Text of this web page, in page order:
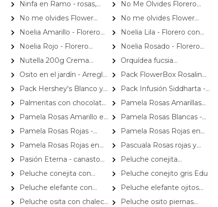
y pizarra
Ninfa en Ramo - rosas,
miniclaveles y astromelias
No Me Olvides Florero
Rosado - Florero con rosas
Rosado, liliums e hypericum
Rojo
No me olvides Flower
Bag Naranjo - Arreglo Floral
con liliums y rosas naranjo,
hypericum y eucaliptus dolar
No me olvides Flower
Bag Rojo - Arreglo Floral con
liliums y rosas rojo, hypericum
y eucaliptus dolar
Noelia Amarillo - Florero
con rosas, mini rosas, mini
claveles y limonium
Noelia Lila - Florero con
Rosas, mini rosas, mini
claveles y limonium
Noelia Rojo - Florero
pequeño con Rosas, mini
rosas, mini claveles y
limonium
Noelia Rosado - Florero
con rosas, mini rosas, mini
claveles y limonium
Nutella 200g Crema
avellanas con cacao
Orquídea fucsia
Phalaenopsis - Orquídea
mariposa en macetero
Osito en el jardín - Arreglo
floral de nacimiento con
peluche de osito en tonos
blancos y azules
Pack FlowerBox Rosalinda
- Caja con 8 rosas mix rojo y
blanco, Ferrero Rocher
corazón 100g y globo Te amo
Pack Hershey's Blanco y
Leche
Pack Infusión Siddharta -
Dúo de Infusión Limonada
Thai y Mango Africano 475cc
Palmeritas con chocolate
4 unidades
Pamela Rosas Amarillas
en Ánfora - Florero de vidrio
con con rosas amarillas y mini
claveles blancos y naranjos
Pamela Rosas Amarillo en
Ramo - Ramo con con rosas
amarillo y mini claveles
Pamela Rosas Blancas -
Florero negro mediano con
rosas blancas y mini claveles
amarillos y naranjos
Pamela Rosas Rojas -
Florero negro mediano con
rosas rojas y mini claveles
rosados y fucsias
Pamela Rosas Rojas en
Ánfora - Florero de vidrio con
con rosas rojas y mini claveles
fucsias y rojos
Pamela Rosas Rojas en
Ramo - Ramo con con rosas
rojas y mini claveles
Pascuala Rosas rojas y
Liliums blancos - Arreglo floral
con lilums blancos y rosas
rojas
Pasión Eterna - canasto
rosas rojo astromeia globo
corazon
Peluche conejita
Blanquita
Peluche conejita con
chaleco Frany
Peluche conejito gris Edu
Peluche elefante con
chaleco Tony
Peluche elefante ojitos
cerrados Emil
Peluche osita con chaleco
Peluche osito piernas